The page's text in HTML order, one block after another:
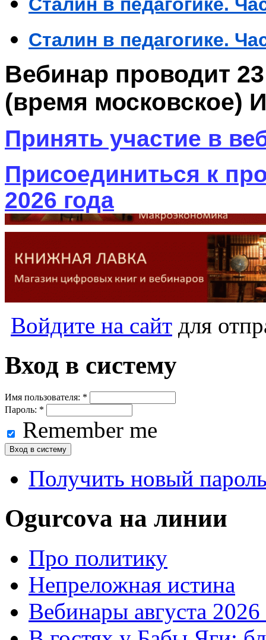
Сталин в педагогике.
Вебинар проводит
(время московское)
Принять участие в
Присоединиться к
2026 года
Войдите на сайт для
Вход в систему
Имя пользователя: *
Пароль: *
Remember me
Получить новый
Ogurcova на линии
Про политику
Непреложная истина
Вебинары августа 2026